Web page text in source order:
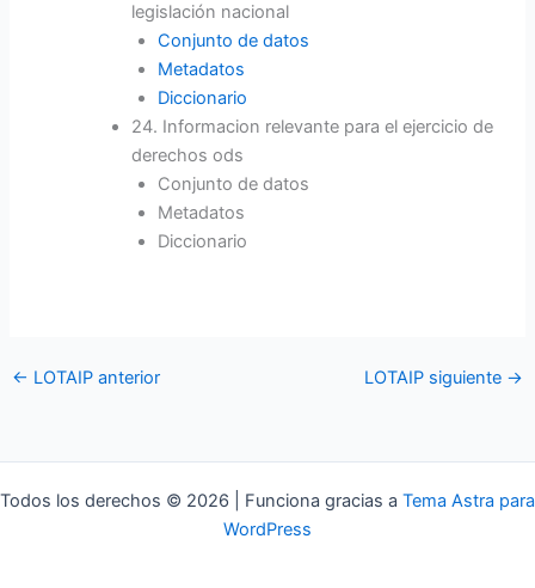
legislación nacional
Conjunto de datos
Metadatos
Diccionario
24. Informacion relevante para el ejercicio de
derechos ods
Conjunto de datos
Metadatos
Diccionario
← LOTAIP anterior LOTAIP siguiente →
Todos los derechos © 2026 | Funciona gracias a Tema Astra para
WordPress